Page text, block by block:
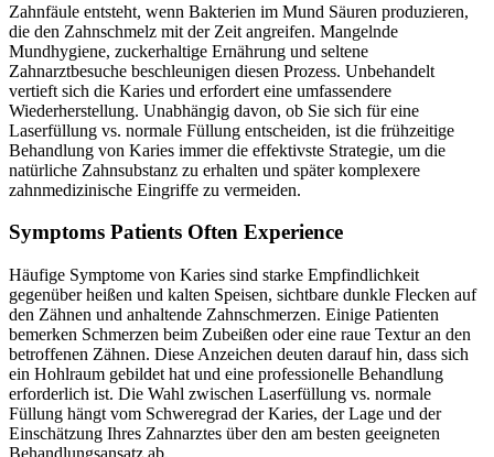
Zahnfäule entsteht, wenn Bakterien im Mund Säuren produzieren,
die den Zahnschmelz mit der Zeit angreifen. Mangelnde
Mundhygiene, zuckerhaltige Ernährung und seltene
Zahnarztbesuche beschleunigen diesen Prozess. Unbehandelt
vertieft sich die Karies und erfordert eine umfassendere
Wiederherstellung. Unabhängig davon, ob Sie sich für eine
Laserfüllung vs. normale Füllung entscheiden, ist die frühzeitige
Behandlung von Karies immer die effektivste Strategie, um die
natürliche Zahnsubstanz zu erhalten und später komplexere
zahnmedizinische Eingriffe zu vermeiden.
Symptoms Patients Often Experience
Häufige Symptome von Karies sind starke Empfindlichkeit
gegenüber heißen und kalten Speisen, sichtbare dunkle Flecken auf
den Zähnen und anhaltende Zahnschmerzen. Einige Patienten
bemerken Schmerzen beim Zubeißen oder eine raue Textur an den
betroffenen Zähnen. Diese Anzeichen deuten darauf hin, dass sich
ein Hohlraum gebildet hat und eine professionelle Behandlung
erforderlich ist. Die Wahl zwischen Laserfüllung vs. normale
Füllung hängt vom Schweregrad der Karies, der Lage und der
Einschätzung Ihres Zahnarztes über den am besten geeigneten